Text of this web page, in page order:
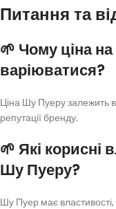
Питання та
🌱 Чому ціна
варіюватися?
Ціна Шу Пуеру залежить
репутації бренду.
🌱 Які корисні
Шу Пуеру?
Шу Пуер має